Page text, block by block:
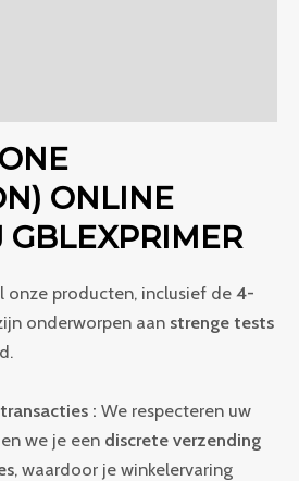
ONLINE
GBLEXPRIMER
onze producten, inclusief de 4-
onderworpen aan strenge tests
: We respecteren uw
we je een discrete verzending
, waardoor je winkelervaring